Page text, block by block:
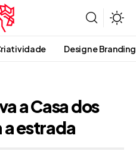
Design e Branding
a Casa dos
estrada